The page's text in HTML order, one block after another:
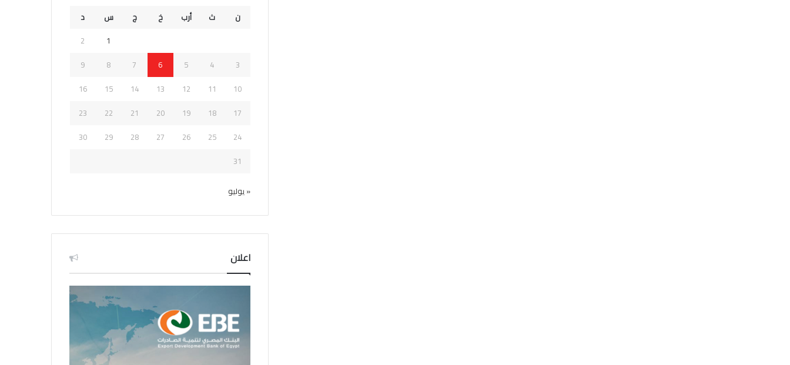
ن
ث أرب خ ج س
د
1
2
3
4
5
6
7
8
9
10
11
12
13
14
15
16
17
18
19
20
21
22
23
24
25
26
27
28
29
30
31
« يوليو
اعلان